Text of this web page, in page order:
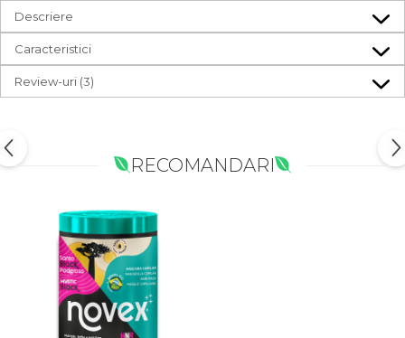
Descriere
Caracteristici
Review-uri (3)
RECOMANDARI